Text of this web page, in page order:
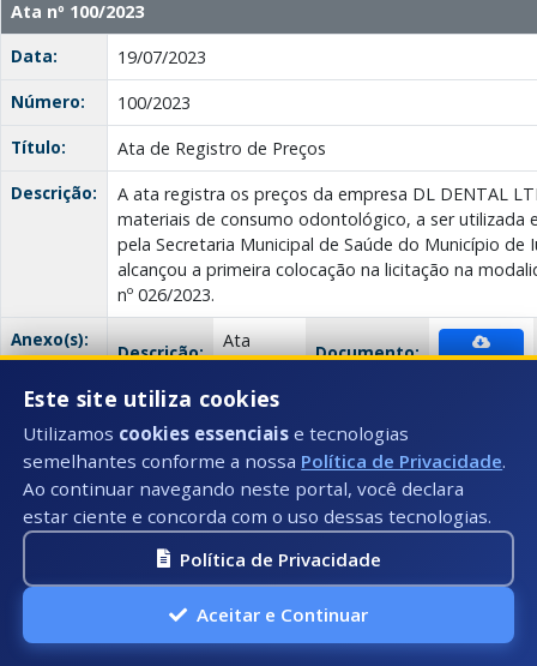
Ata nº 100/2023
Data:
19/07/2023
Número:
100/2023
Título:
Ata de Registro de Preços
Descrição:
A ata registra os preços da empresa DL DENTAL
materiais de consumo odontológico, a ser utilizada
pela Secretaria Municipal de Saúde do Município de
alcançou a primeira colocação na licitação na
nº 026/2023.
Anexo(s):
Descrição:
Ata
100/2023
Documento: Download
Ata nº 089/2023
Data:
19/07/2023
Número:
089/2023
Título:
Ata de Registro de Preços
O município de Iuna - ES, por meio da Secretaria
prefeito municipal, resolve registrar os preços da
Este site utiliza cookies
Utilizamos cookies essenciais e tecnologias
semelhantes conforme a nossa Política de Privacidade.
Ao continuar navegando neste portal, você declara
estar ciente e concorda com o uso dessas tecnologias.
Política de Privacidade
Aceitar e Continuar